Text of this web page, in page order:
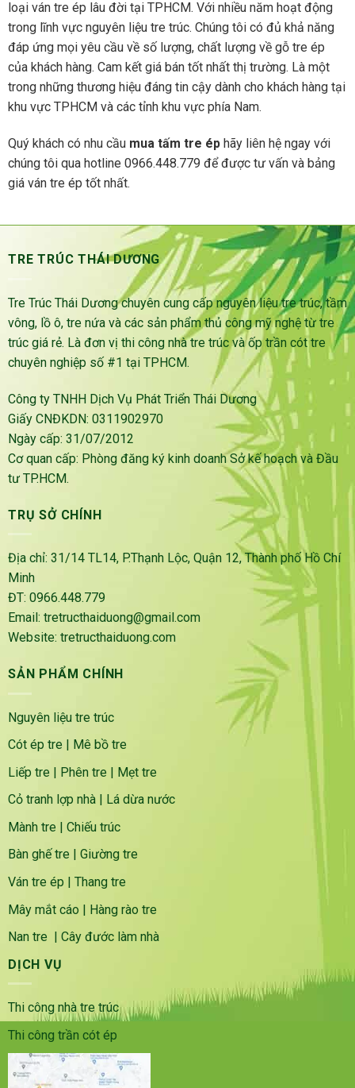
loại ván tre ép lâu đời tại TPHCM. Với nhiều năm hoạt động
trong lĩnh vực nguyên liệu tre trúc. Chúng tôi có đủ khả năng
đáp ứng mọi yêu cầu về số lượng, chất lượng về gỗ tre ép
của khách hàng. Cam kết giá bán tốt nhất thị trường. Là một
trong những thương hiệu đáng tin cậy dành cho khách hàng tại
khu vực TPHCM và các tỉnh khu vực phía Nam.
Quý khách có nhu cầu mua tấm tre ép hãy liên hệ ngay với
chúng tôi qua hotline 0966.448.779 để được tư vấn và bảng
giá ván tre ép tốt nhất.
TRE TRÚC THÁI DƯƠNG
Tre Trúc Thái Dương chuyên cung cấp nguyên liệu tre trúc, tầm
vông, lồ ô, tre nứa và các sản phẩm thủ công mỹ nghệ từ tre
trúc giá rẻ. Là đơn vị thi công nhà tre trúc và ốp trần cót tre
chuyên nghiệp số #1 tại TPHCM.
Công ty TNHH Dịch Vụ Phát Triển Thái Dương
Giấy CNĐKDN: 0311902970
Ngày cấp: 31/07/2012
Cơ quan cấp: Phòng đăng ký kinh doanh Sở kế hoạch và Đầu
tư TP.HCM.
TRỤ SỞ CHÍNH
Địa chỉ: 31/14 TL14, P.Thạnh Lộc, Quận 12, Thành phố Hồ Chí
Minh
ĐT: 0966.448.779
Email: tretructhaiduong@gmail.com
Website: tretructhaiduong.com
SẢN PHẨM CHÍNH
Nguyên liệu tre trúc
Cót ép tre | Mê bồ tre
Liếp tre | Phên tre | Mẹt tre
Cỏ tranh lợp nhà
Lá dừa nước
Mành tre | Chiếu trúc
Bàn ghế tre
Giường tre
Ván tre ép | Thang tre
Mây mắt cáo | Hàng rào tre
Nan tre
Cây đước làm nhà
DỊCH VỤ
Thi công nhà tre trúc
Thi công trần cót ép